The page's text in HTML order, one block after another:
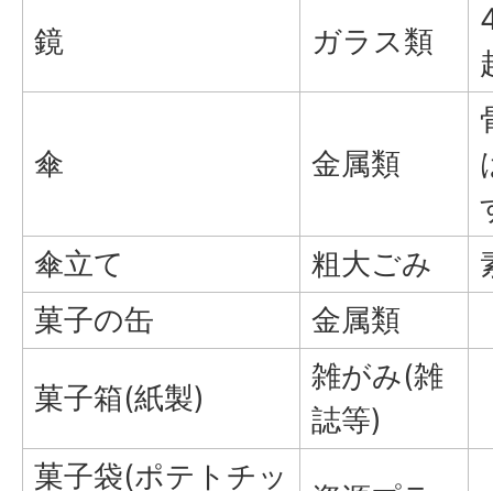
鏡 ガラス類
傘 金属類
傘立て
粗大ごみ
菓子の缶
金属類
菓子箱(紙製)
雑がみ(雑
誌等)
菓子袋(ポテトチッ